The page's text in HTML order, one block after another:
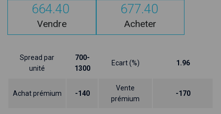
664.40
Vendre
677.40
Acheter
Spread par
unité
700-
1300
Ecart (%) 1.96
Achat prémium -140
Vente
prémium
-170